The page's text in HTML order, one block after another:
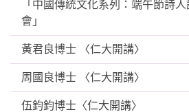
「中國傳統文化系列：端午節詩
會」
黃君良博士 〈仁大開講〉
周國良博士 〈仁大開講〉
伍鈞鈞博士〈仁大開講〉